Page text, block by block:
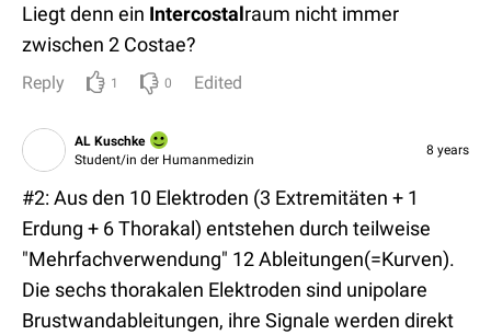
Liegt denn ein Intercostalraum nicht immer
zwischen 2 Costae?
Reply 1 0 Edited
AL Kuschke
Student/in der Humanmedizin
8 years
#2: Aus den 10 Elektroden (3 Extremitäten + 1
Erdung + 6 Thorakal) entstehen durch teilweise
"Mehrfachverwendung" 12 Ableitungen(=Kurven).
Die sechs thorakalen Elektroden sind unipolare
Brustwandableitungen, ihre Signale werden direkt